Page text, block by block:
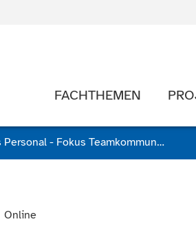
FACHTHEMEN
Arbeitskreis Personal - Fokus Teamkommunikation und Konfliktkultur
Online